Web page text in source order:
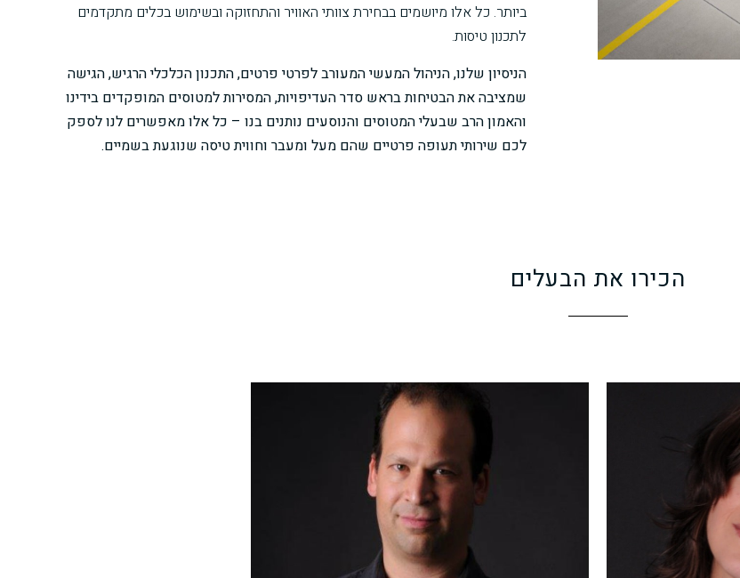
ביותר. כל אלו מיושמים בבחירת צוותי האוויר והתחזוקה ובשימוש בכלים מתקדמים
לתכנון טיסות.
הניסיון שלנו, הניהול המעשי המעורב לפרטי פרטים, התכנון הכלכלי הרגיש, הגישה
שמציבה את הבטיחות בראש סדר העדיפויות, המסירות למטוסים המופקדים בידינו
והאמון הרב שבעלי המטוסים והנוסעים נותנים בנו – כל אלו מאפשרים לנו לספק
לכם שירותי תעופה פרטיים שהם מעל ומעבר וחווית טיסה שנוגעת בשמיים.
הכירו את הבעלים
הכספי
הייעוץ
LynxJet , מנהל המבצעים שלה והטייס ראשי
של המטוסים המנוהלים על ידי החברה.
צור הינו טיס מזה 25 שנה, עם נסיון רב כקברניט על דגמים
שונים של מטוסי מנהלים, בטיסות לכל רחבי העולם.
צור שירת בחיל האויר כקצין בקרת טיסה ובעל תואר ראשון
במשפטים ובניהול מאוניברסיטת תל אביב.